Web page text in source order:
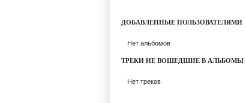
ДОБАВЛЕННЫЕ ПОЛЬЗОВАТЕЛЯМИ
Нет альбомов
ТРЕКИ НЕ ВОШЕДШИЕ В АЛЬБОМЫ
Нет треков